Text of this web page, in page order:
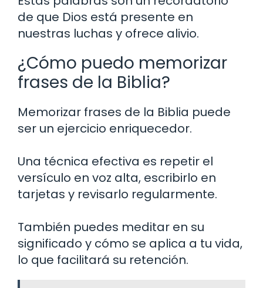
de que Dios está presente en
nuestras luchas y ofrece alivio.
¿Cómo puedo memorizar
frases de la Biblia?
Memorizar frases de la Biblia puede
ser un ejercicio enriquecedor.
Una técnica efectiva es repetir el
versículo en voz alta, escribirlo en
tarjetas y revisarlo regularmente.
También puedes meditar en su
significado y cómo se aplica a tu vida,
lo que facilitará su retención.